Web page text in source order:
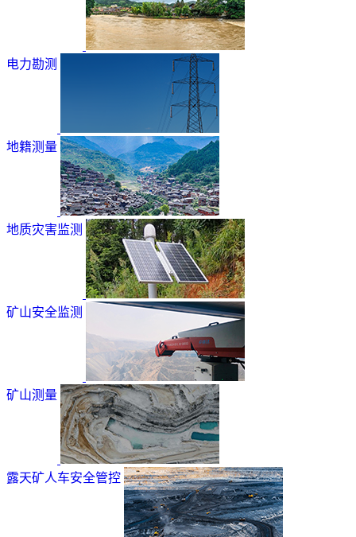
电力勘测
地籍测量
地质灾害监测
矿山安全监测
矿山测量
露天矿人车安全管控